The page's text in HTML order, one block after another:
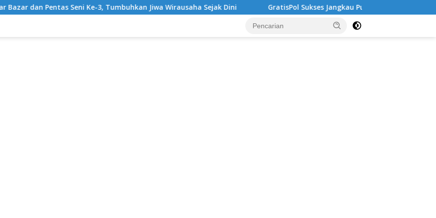
3, Tumbuhkan Jiwa Wirausaha Sejak Dini GratisPol Sukses Jangkau Puluhan Ribu Mahasiswa, Kampus Diminta Lebih